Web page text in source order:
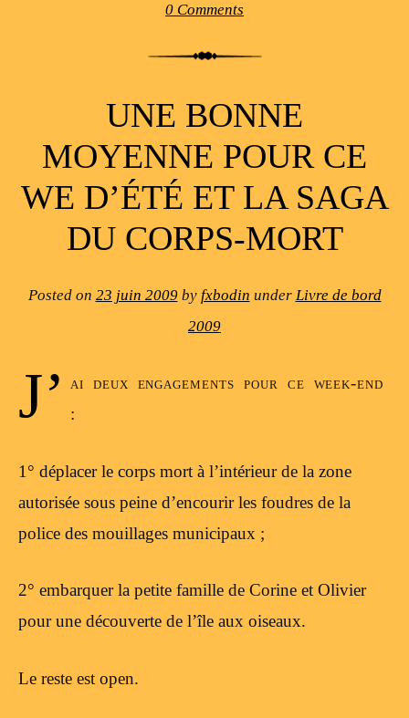
0 Comments
UNE BONNE
MOYENNE POUR CE
WE D’ÉTÉ ET LA SAGA
DU CORPS-MORT
Posted on 23 juin 2009by fxbodin under Livre de bord
2009
J’ ai deux engagements pour ce week-end
:
1° déplacer le corps mort à l’intérieur de la zone
autorisée sous peine d’encourir les foudres de la
police des mouillages municipaux ;
2° embarquer la petite famille de Corine et Olivier
pour une découverte de l’île aux oiseaux.
Le reste est open.